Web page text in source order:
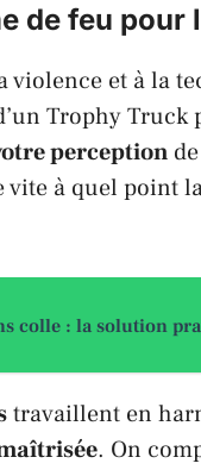
de feu pour
violence et à la
Trophy Truck
perception
vite à quel point
colle : la solution
travaillent en
. On